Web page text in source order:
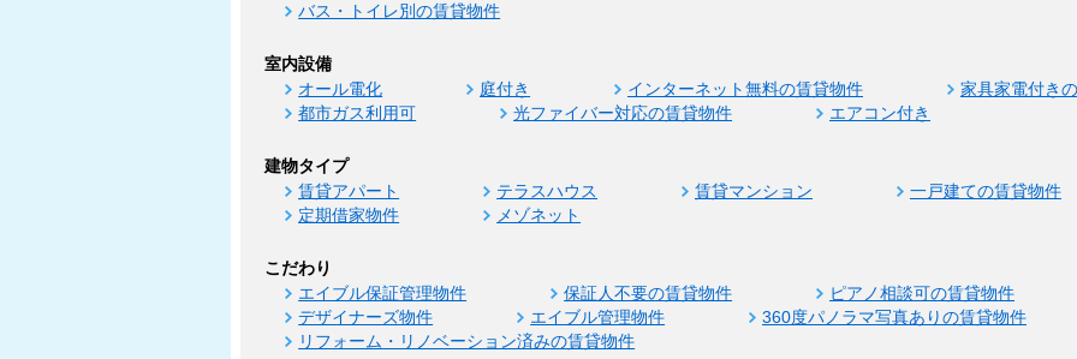
バス・トイレ別の賃貸物件
室内設備
オール電化 庭付き インターネット無料の賃貸物件
家具家電付き
都市ガス利用可
光ファイバー対応の賃貸物件 エアコン付き
建物タイプ
賃貸アパート テラスハウス 賃貸マンション 一戸建ての賃貸物件
定期借家物件
メゾネット
こだわり
エイブル保証管理物件 保証人不要の賃貸物件 ピアノ相談可の賃貸物件
デザイナーズ物件
エイブル管理物件 360度パノラマ写真ありの賃貸物件
リフォーム・リノベーション済みの賃貸物件